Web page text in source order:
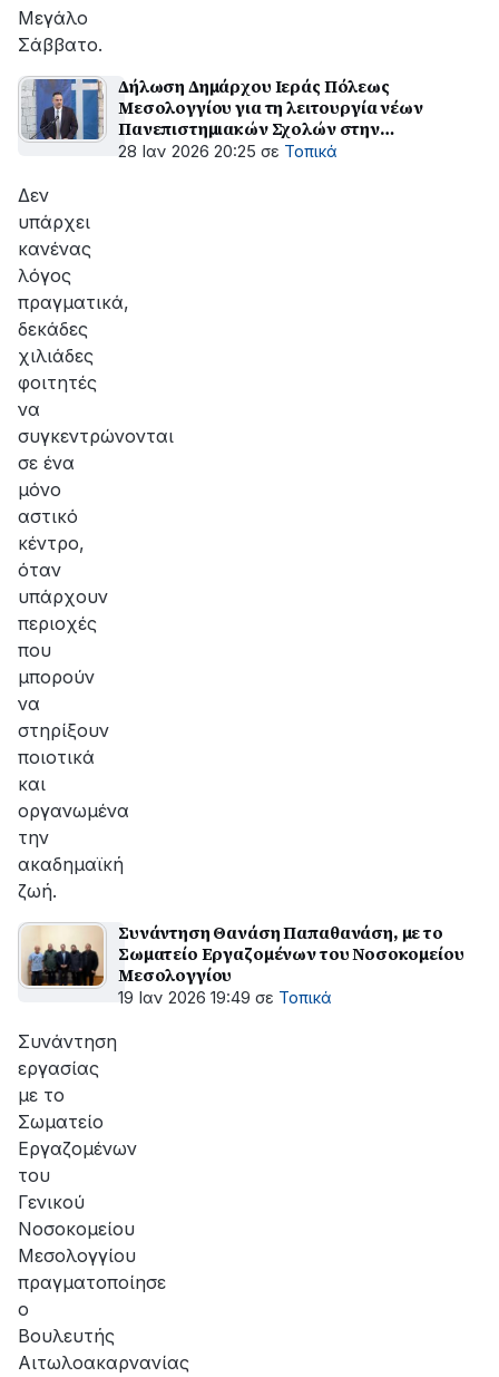
Μεγάλο
Σάββατο.
Δήλωση Δημάρχου Ιεράς Πόλεως
Μεσολογγίου για τη λειτουργία νέων
Πανεπιστημιακών Σχολών στην
Αιτωλοακαρνανία
28 Ιαν 2026 20:25 σε Τοπικά
Δεν
υπάρχει
κανένας
λόγος
πραγματικά,
δεκάδες
χιλιάδες
φοιτητές
να
συγκεντρώνονται
σε ένα
μόνο
αστικό
κέντρο,
όταν
υπάρχουν
περιοχές
που
μπορούν
να
στηρίξουν
ποιοτικά
και
οργανωμένα
την
ακαδημαϊκή
ζωή.
Συνάντηση Θανάση Παπαθανάση, με το
Σωματείο Εργαζομένων του Νοσοκομείου
Μεσολογγίου
19 Ιαν 2026 19:49 σε Τοπικά
Συνάντηση
εργασίας
με το
Σωματείο
Εργαζομένων
του
Γενικού
Νοσοκομείου
Μεσολογγίου
πραγματοποίησε
ο
Βουλευτής
Αιτωλοακαρνανίας